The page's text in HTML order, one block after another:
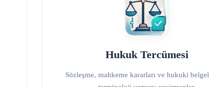
Hukuk Tercümesi
Sözleşme, mahkeme kararları ve hukuki